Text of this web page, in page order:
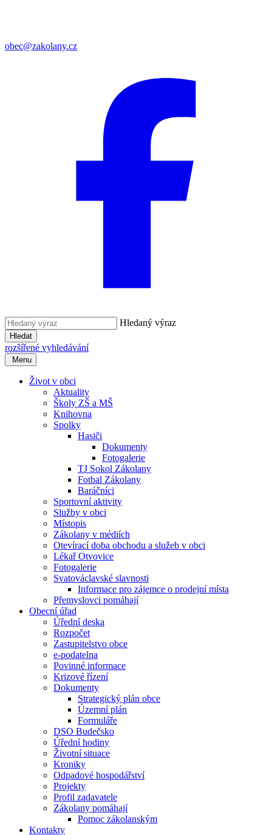
obec@zakolany.cz
Hledaný výraz
Hledat
rozšířené vyhledávání
Menu
Život v obci
Aktuality
Školy ZŠ a MŠ
Knihovna
Spolky
Hasiči
Dokumenty
Fotogalerie
TJ Sokol Zákolany
Fotbal Zákolany
Baráčníci
Sportovní aktivity
Služby v obci
Místopis
Zákolany v médiích
Otevírací doba obchodu a služeb v obci
Lékař Otvovice
Fotogalerie
Svatováclavské slavnosti
Informace pro zájemce o prodejní místa
Přemyslovci pomáhají
Obecní úřad
Úřední deska
Rozpočet
Zastupitelstvo obce
e-podatelna
Povinné informace
Krizové řízení
Dokumenty
Strategický plán obce
Územní plán
Formuláře
DSO Budečsko
Úřední hodiny
Životní situace
Kroniky
Odpadové hospodářství
Projekty
Profil zadavatele
Zákolany pomáhají
Pomoc zákolanským
Kontakty